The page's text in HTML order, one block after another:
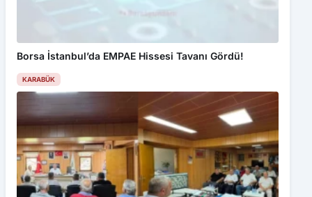
Borsa İstanbul’da EMPAE Hissesi Tavanı Gördü!
KARABÜK